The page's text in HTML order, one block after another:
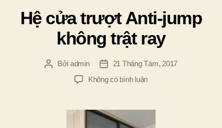
Hệ cửa trượt Anti-jump
không trật ray
TácBởi admin
Ngày
đăng
21 Tháng Tám, 2017
Không có bình luậnở
trượt